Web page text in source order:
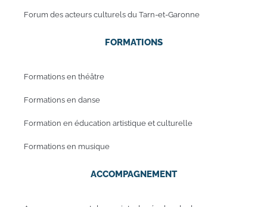
Forum des acteurs culturels du Tarn-et-Garonne
FORMATIONS
Formations en théâtre
Formations en danse
Formation en éducation artistique et culturelle
Formations en musique
ACCOMPAGNEMENT